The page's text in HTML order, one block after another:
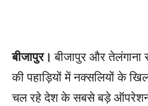
बीजापुर। बीजापुर और तेलंगाना
की पहाड़ियों में नक्सलियों के
चल रहे देश के सबसे बड़े ऑपरेशन